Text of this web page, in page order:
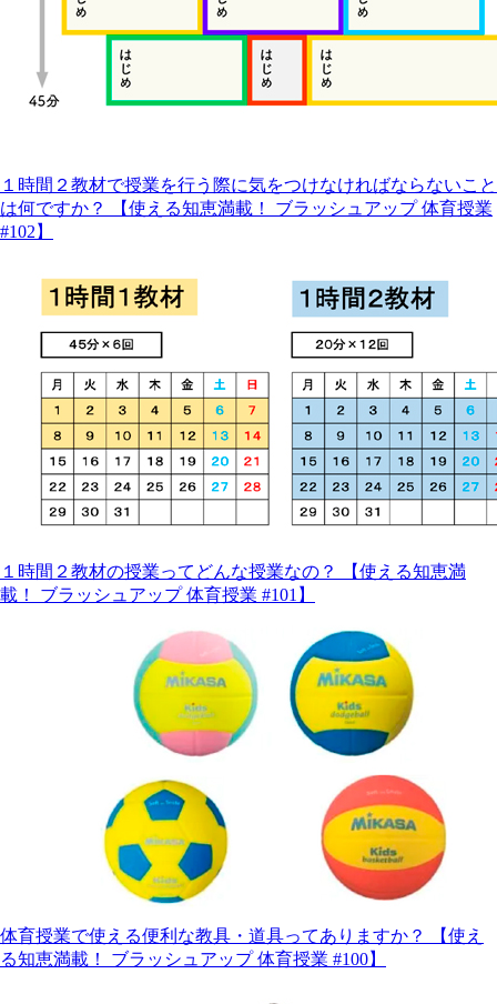
１時間２教材で授業を行う際に気をつけなければならないこと
は何ですか？ 【使える知恵満載！ ブラッシュアップ 体育授業
#102】
１時間２教材の授業ってどんな授業なの？ 【使える知恵満
載！ ブラッシュアップ 体育授業 #101】
体育授業で使える便利な教具・道具ってありますか？ 【使え
る知恵満載！ ブラッシュアップ 体育授業 #100】